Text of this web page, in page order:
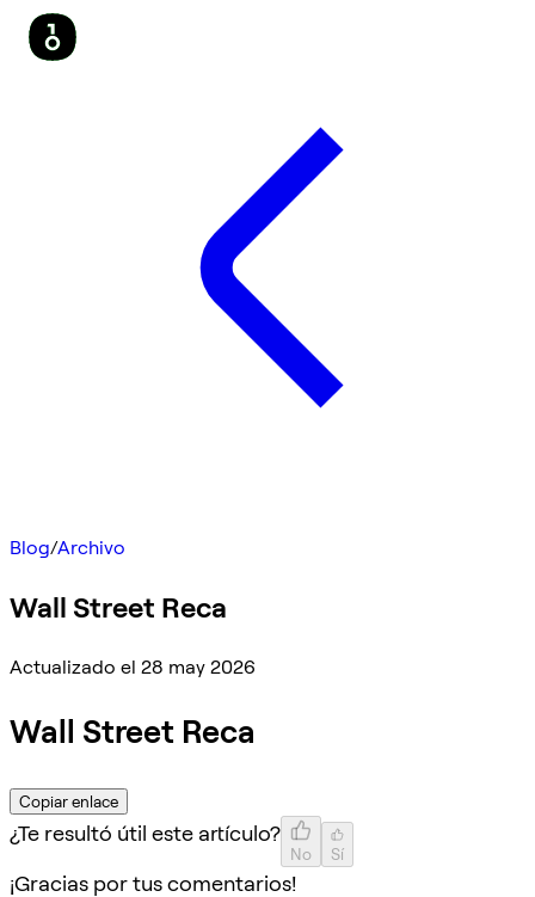
Blog/Archivo
Wall Street Reca
Actualizado el 28 may 2026
Wall Street Reca
Copiar enlace
¿Te resultó útil este artículo?
No Sí
¡Gracias por tus comentarios!